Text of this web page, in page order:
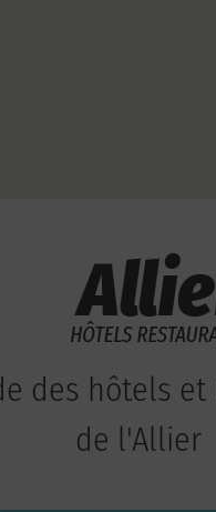
des hôtels
de l'Allier